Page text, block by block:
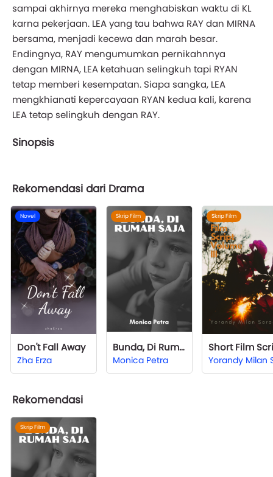
sampai akhirnya mereka menghabiskan waktu di KL
karna pekerjaan. LEA yang tau bahwa RAY dan MIRNA
bersama, menjadi kecewa dan marah besar.
Endingnya, RAY mengumumkan pernikahnnya
dengan MIRNA, LEA ketahuan selingkuh tapi RYAN
tetap memberi kesempatan. Siapa sangka, LEA
mengkhianati kepercayaan RYAN kedua kali, karena
LEA tetap selingkuh dengan RAY.
Sinopsis
Rekomendasi dari Drama
Novel
Don't Fall Away
Zha Erza
Skrip Film
Bunda, Di Rumah Saja
Monica Petra
Skrip Film
Rekomendasi
Skrip Film